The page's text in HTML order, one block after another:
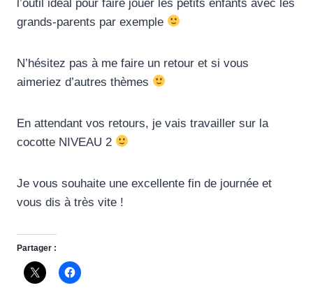
l’outil idéal pour faire jouer les petits enfants avec les
grands-parents par exemple
N’hésitez pas à me faire un retour et si vous
aimeriez d’autres thèmes
En attendant vos retours, je vais travailler sur la
cocotte NIVEAU 2
Je vous souhaite une excellente fin de journée et
vous dis à très vite !
Partager :